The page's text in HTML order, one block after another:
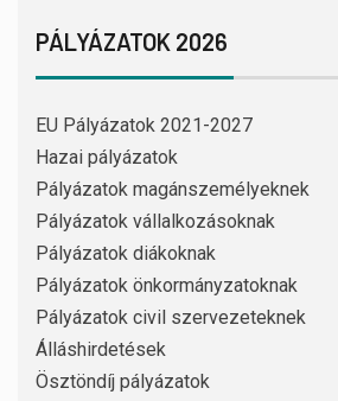
PÁLYÁZATOK 2026
EU Pályázatok 2021-2027
Hazai pályázatok
Pályázatok magánszemélyeknek
Pályázatok vállalkozásoknak
Pályázatok diákoknak
Pályázatok önkormányzatoknak
Pályázatok civil szervezeteknek
Álláshirdetések
Ösztöndíj pályázatok